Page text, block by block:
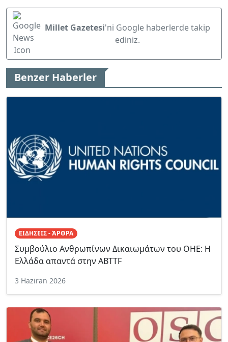
Millet Gazetesi'ni Google haberlerde takip
ediniz.
Benzer Haberler
ΕΙΔΗΣΕΙΣ - ΆΡΘΡΑ
Συμβούλιο Ανθρωπίνων Δικαιωμάτων του ΟΗΕ: Η
Ελλάδα απαντά στην ABTTF
3 Haziran 2026